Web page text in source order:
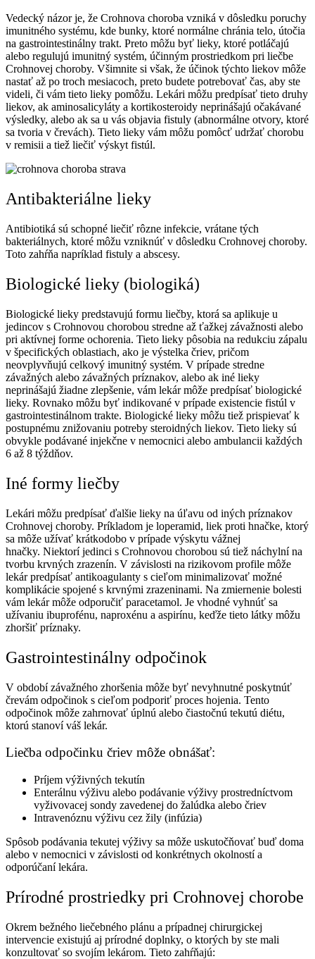
Vedecký názor je, že Crohnova choroba vzniká v dôsledku poruchy
imunitného systému, kde bunky, ktoré normálne chránia telo, útočia
na gastrointestinálny trakt. Preto môžu byť lieky, ktoré potláčajú
alebo regulujú imunitný systém, účinným prostriedkom pri liečbe
Crohnovej choroby. Všimnite si však, že účinok týchto liekov môže
nastať až po troch mesiacoch, preto budete potrebovať čas, aby ste
videli, či vám tieto lieky pomôžu. Lekári môžu predpísať tieto druhy
liekov, ak aminosalicyláty a kortikosteroidy neprinášajú očakávané
výsledky, alebo ak sa u vás objavia fistuly (abnormálne otvory, ktoré
sa tvoria v črevách). Tieto lieky vám môžu pomôcť udržať chorobu
v remisii a tiež liečiť výskyt fistúl.
Antibakteriálne lieky
Antibiotiká sú schopné liečiť rôzne infekcie, vrátane tých
bakteriálnych, ktoré môžu vzniknúť v dôsledku Crohnovej choroby.
Toto zahŕňa napríklad fistuly a abscesy.
Biologické lieky (biologiká)
Biologické lieky predstavujú formu liečby, ktorá sa aplikuje u
jedincov s Crohnovou chorobou stredne až ťažkej závažnosti alebo
pri aktívnej forme ochorenia. Tieto lieky pôsobia na redukciu zápalu
v špecifických oblastiach, ako je výstelka čriev, pričom
neovplyvňujú celkový imunitný systém. V prípade stredne
závažných alebo závažných príznakov, alebo ak iné lieky
neprinášajú žiadne zlepšenie, vám lekár môže predpísať biologické
lieky. Rovnako môžu byť indikované v prípade existencie fistúl v
gastrointestinálnom trakte. Biologické lieky môžu tiež prispievať k
postupnému znižovaniu potreby steroidných liekov. Tieto lieky sú
obvykle podávané injekčne v nemocnici alebo ambulancii každých
6 až 8 týždňov.
Iné formy liečby
Lekári môžu predpísať ďalšie lieky na úľavu od iných príznakov
Crohnovej choroby. Príkladom je loperamid, liek proti hnačke, ktorý
sa môže užívať krátkodobo v prípade výskytu vážnej
hnačky. Niektorí jedinci s Crohnovou chorobou sú tiež náchylní na
tvorbu krvných zrazenín. V závislosti na rizikovom profile môže
lekár predpísať antikoagulanty s cieľom minimalizovať možné
komplikácie spojené s krvnými zrazeninami. Na zmiernenie bolesti
vám lekár môže odporučiť paracetamol. Je vhodné vyhnúť sa
užívaniu ibuprofénu, naproxénu a aspirínu, keďže tieto látky môžu
zhoršiť príznaky.
Gastrointestinálny odpočinok
V období závažného zhoršenia môže byť nevyhnutné poskytnúť
črevám odpočinok s cieľom podporiť proces hojenia. Tento
odpočinok môže zahrnovať úplnú alebo čiastočnú tekutú diétu,
ktorú stanoví váš lekár.
Liečba odpočinku čriev môže obnášať:
Príjem výživných tekutín
Enterálnu výživu alebo podávanie výživy prostredníctvom
vyživovacej sondy zavedenej do žalúdka alebo čriev
Intravenóznu výživu cez žily (infúzia)
Spôsob podávania tekutej výživy sa môže uskutočňovať buď doma
alebo v nemocnici v závislosti od konkrétnych okolností a
odporúčaní lekára.
Prírodné prostriedky pri Crohnovej chorobe
Okrem bežného liečebného plánu a prípadnej chirurgickej
intervencie existujú aj prírodné doplnky, o ktorých by ste mali
konzultovať so svojím lekárom. Tieto zahŕňajú: